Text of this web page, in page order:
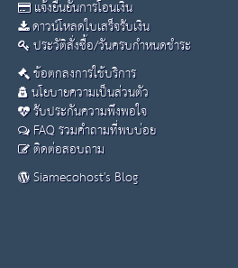
แจ้งยืนยันการโอนเงิน
ดาวน์โหลดใบเสร็จรับเงิน
ประวัติสั่งซื้อ/วันครบกำหนดชำระ
ข้อตกลงการใช้บริการ
นโยบายความเป็นส่วนตัว
รับประกันความพึงพอใจ
FAQ รวมคำถามที่พบบ่อย
ติดต่อสอบถาม
Siamecohost's Blog